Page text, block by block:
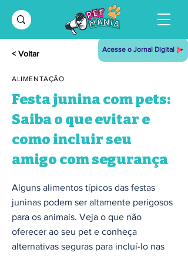
Acesse o Jornal Digital
< Voltar
ALIMENTAÇÃO
Festa junina com pets:
Saiba o que evitar e
como incluir seu
amigo com segurança
Alguns alimentos típicos das festas
juninas podem ser altamente perigosos
para os animais. Veja o que não
oferecer ao seu pet e conheça
alternativas seguras para incluí-lo nas